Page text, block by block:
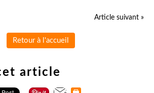
Article suivant »
Retour à l'accueil
article